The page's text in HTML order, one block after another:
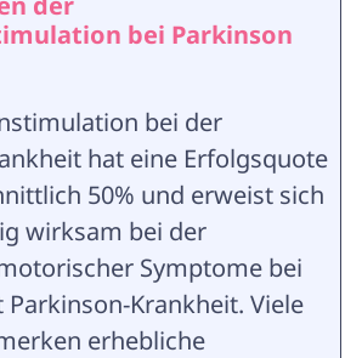
bei Parkinson
bei der
hat eine Erfolgsquote
50% und erweist sich
wirksam bei der
Symptome bei
Krankheit. Viele
erhebliche